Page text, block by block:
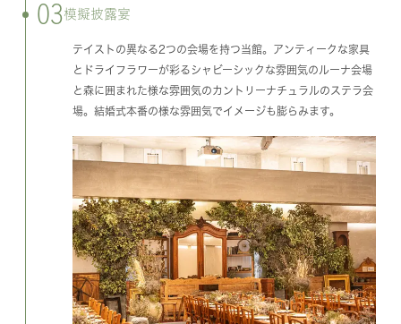
03模擬披露宴
テイストの異なる2つの会場を持つ当館。アンティークな家具
とドライフラワーが彩るシャビーシックな雰囲気のルーナ会場
と森に囲まれた様な雰囲気のカントリーナチュラルのステラ会
場。結婚式本番の様な雰囲気でイメージも膨らみます。